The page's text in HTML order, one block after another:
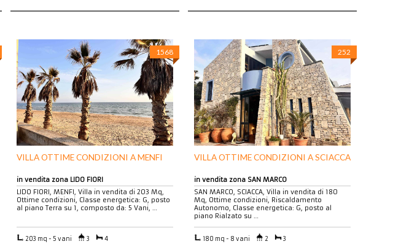
1568
VILLA OTTIME CONDIZIONI A MENFI
in vendita zona LIDO FIORI
LIDO FIORI, MENFI, Villa in vendita di 203 Mq,
Ottime condizioni, Classe energetica: G, posto
al piano Terra su 1, composto da: 5 Vani, …
203 mq - 5 vani 3 4
252
VILLA OTTIME CONDIZIONI A SCIACCA
in vendita zona SAN MARCO
SAN MARCO, SCIACCA, Villa in vendita di 180
Mq, Ottime condizioni, Riscaldamento
Autonomo, Classe energetica: G, posto al
piano Rialzato su …
180 mq - 8 vani 2 3